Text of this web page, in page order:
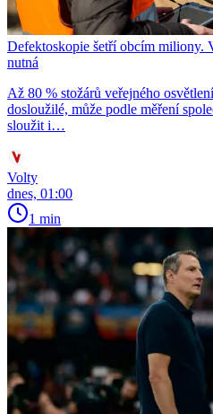
Defektoskopie šetří obcím miliony.
nutná
Až 80 % stožárů veřejného
dosloužilé, může podle měření
sloužit i…
Volty
dnes, 01:00
1 min